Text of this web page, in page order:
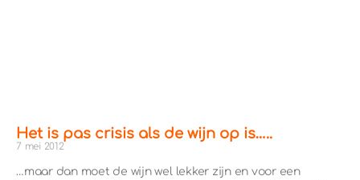
Het is pas crisis als de wijn op is…..
7 mei 2012
…maar dan moet de wijn wel lekker zijn en voor een